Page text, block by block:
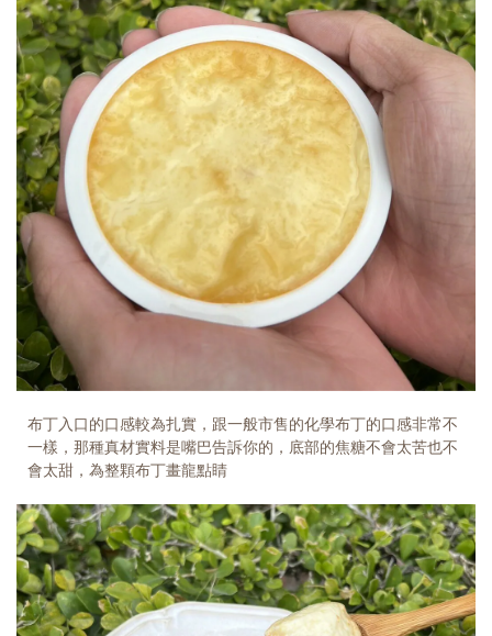
布丁入口的口感較為扎實，跟一般市售的化學布丁的口感非常不
一樣，那種真材實料是嘴巴告訴你的，底部的焦糖不會太苦也不
會太甜，為整顆布丁畫龍點睛